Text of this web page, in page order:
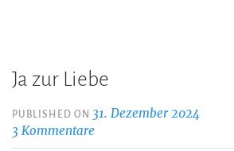
Ja zur Liebe
PUBLISHED ON 31. Dezember 2024
3 Kommentare